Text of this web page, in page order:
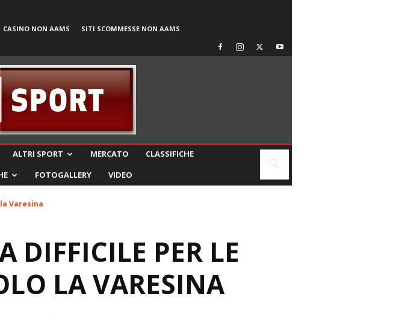
CASINO NON AAMS SITI SCOMMESSE NON AAMS
ALTRI SPORT MERCATO
CLASSIFICHE
FOTOGALLERY VIDEO
Varesina
DIFFICILE PER LE
LA VARESINA